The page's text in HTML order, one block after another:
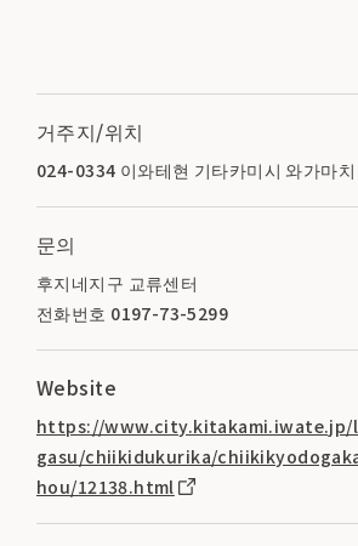
거주지/위치
024-0334 이와테현 기타카미시 와가마
문의
후지네지구 교류센터
전화번호 0197-73-5299
Website
https://www.city.kitakami.iwate.jp/
gasu/chiikidukurika/
hou/12138.html